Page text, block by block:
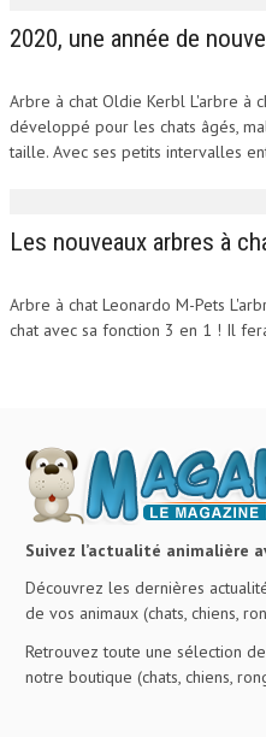
2020, une année de
Arbre à chat Oldie Kerbl L'arbre à
développé pour les chats âgés,
taille. Avec ses petits intervalles
Les nouveaux arbres à
Arbre à chat Leonardo M-Pets
chat avec sa fonction 3 en 1 ! Il
Suivez l’actualité animalière
Découvrez les dernières
de vos animaux (chats, chiens,
Retrouvez toute une sélection
notre boutique (chats, chiens,